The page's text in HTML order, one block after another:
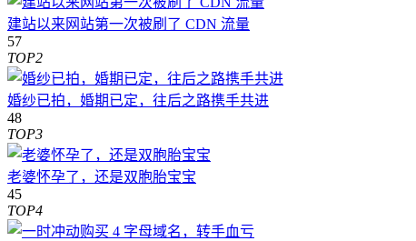
建站以来网站第一次被刷了 CDN 流量
57
TOP2
婚纱已拍，婚期已定，往后之路携手共进
48
TOP3
老婆怀孕了，还是双胞胎宝宝
45
TOP4